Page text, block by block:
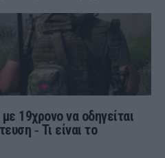
19χρονο να οδηγείται
‑ Τι είναι το